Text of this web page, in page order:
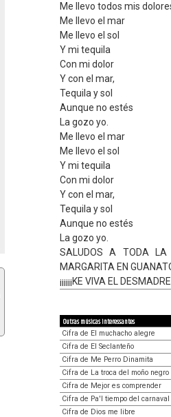
Me llevo todos mis
Me llevo el mar
Me llevo el sol
Y mi tequila
Con mi dolor
Y con el mar,
Tequila y sol
Aunque no estés
La gozo yo.
Me llevo el mar
Me llevo el sol
Y mi tequila
Con mi dolor
Y con el mar,
Tequila y sol
Aunque no estés
La gozo yo.
SALUDOS A TODA LA
MARGARITA EN
¡¡¡¡¡¡KE VIVA EL
Outras músicas interessantes
Cifra de El muchacho alegre
Cifra de El Seclanteño
Cifra de Me Perro Dinamita
Cifra de La troca del moño negro
Cifra de Mejor es comprender
Cifra de Pa'l tiempo del carnaval
Cifra de Dios me libre